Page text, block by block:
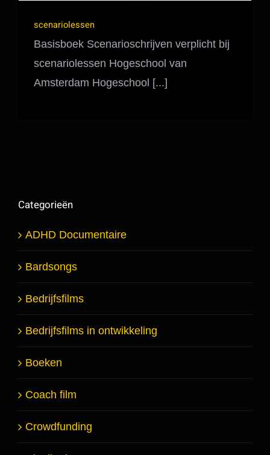
scenariolessen
Basisboek Scenarioschrijven verplicht bij
scenariolessen Hogeschool van
Amsterdam Hogeschool [...]
Categorieën
ADHD Documentaire
Bardsongs
Bedrijfsfilms
Bedrijfsfilms in ontwikkeling
Boeken
Coach film
Crowdfunding